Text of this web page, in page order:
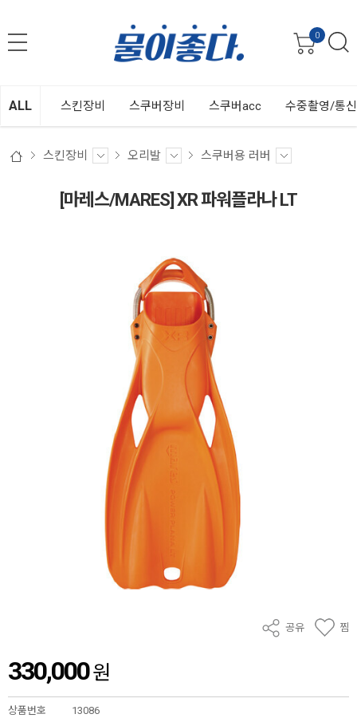
0
ALL 스킨장비 스쿠버장비 스쿠버acc 수중촬영/통
스킨장비 오리발 스쿠버용 러버
[마레스/MARES] XR 파워플라나 LT
공유 찜
330,000원
상품번호 13086